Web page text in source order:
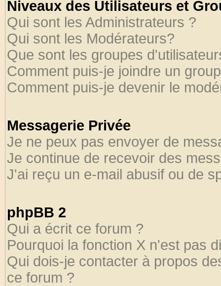
Niveaux des Utilisateurs et
Qui sont les Administrateurs ?
Qui sont les Modérateurs?
Que sont les groupes
Comment puis-je joindre un
Comment puis-je devenir le
Messagerie Privée
Je ne peux pas envoyer de
Je continue de recevoir des
J'ai reçu un e-mail abusif ou de
phpBB 2
Qui a écrit ce forum ?
Pourquoi la fonction X n'est pas
Qui dois-je contacter à propos
ce forum ?